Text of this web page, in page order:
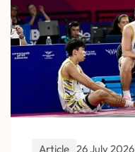
Article 26 July 2026